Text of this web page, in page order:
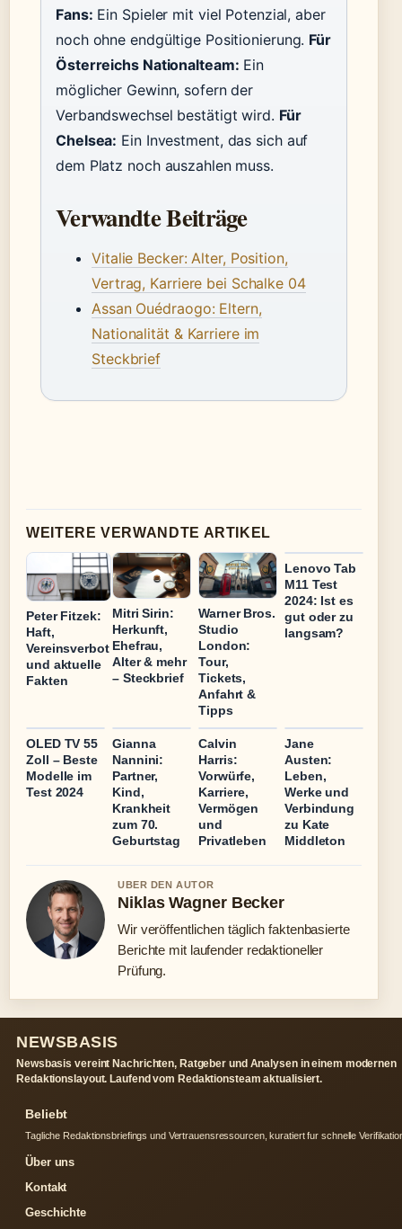
Fans: Ein Spieler mit viel Potenzial, aber
noch ohne endgültige Positionierung. Für
Österreichs Nationalteam: Ein
möglicher Gewinn, sofern der
Verbandswechsel bestätigt wird. Für
Chelsea: Ein Investment, das sich auf
dem Platz noch auszahlen muss.
Verwandte Beiträge
Vitalie Becker: Alter, Position,
Vertrag, Karriere bei Schalke 04
Assan Ouédraogo: Eltern,
Nationalität & Karriere im
Steckbrief
WEITERE VERWANDTE ARTIKEL
Peter Fitzek:
Haft,
Vereinsverbot
und aktuelle
Fakten
Mitri Sirin:
Herkunft,
Ehefrau,
Alter & mehr
– Steckbrief
Warner Bros.
Studio
London:
Tour,
Tickets,
Anfahrt &
Tipps
Lenovo Tab
M11 Test
2024: Ist es
gut oder zu
langsam?
OLED TV 55
Zoll – Beste
Modelle im
Test 2024
Gianna
Nannini:
Partner,
Kind,
Krankheit
zum 70.
Geburtstag
Calvin
Harris:
Vorwürfe,
Karriere,
Vermögen
und
Privatleben
Jane
Austen:
Leben,
Werke und
Verbindung
zu Kate
Middleton
UBER DEN AUTOR
Niklas Wagner Becker
Wir veröffentlichen täglich faktenbasierte
Berichte mit laufender redaktioneller
Prüfung.
NEWSBASIS
Newsbasis vereint Nachrichten, Ratgeber und Analysen in einem modernen
Redaktionslayout. Laufend vom Redaktionsteam aktualisiert.
Beliebt
Tagliche Redaktionsbriefings und Vertrauensressourcen, kuratiert fur schnelle
Über uns
Kontakt
Geschichte